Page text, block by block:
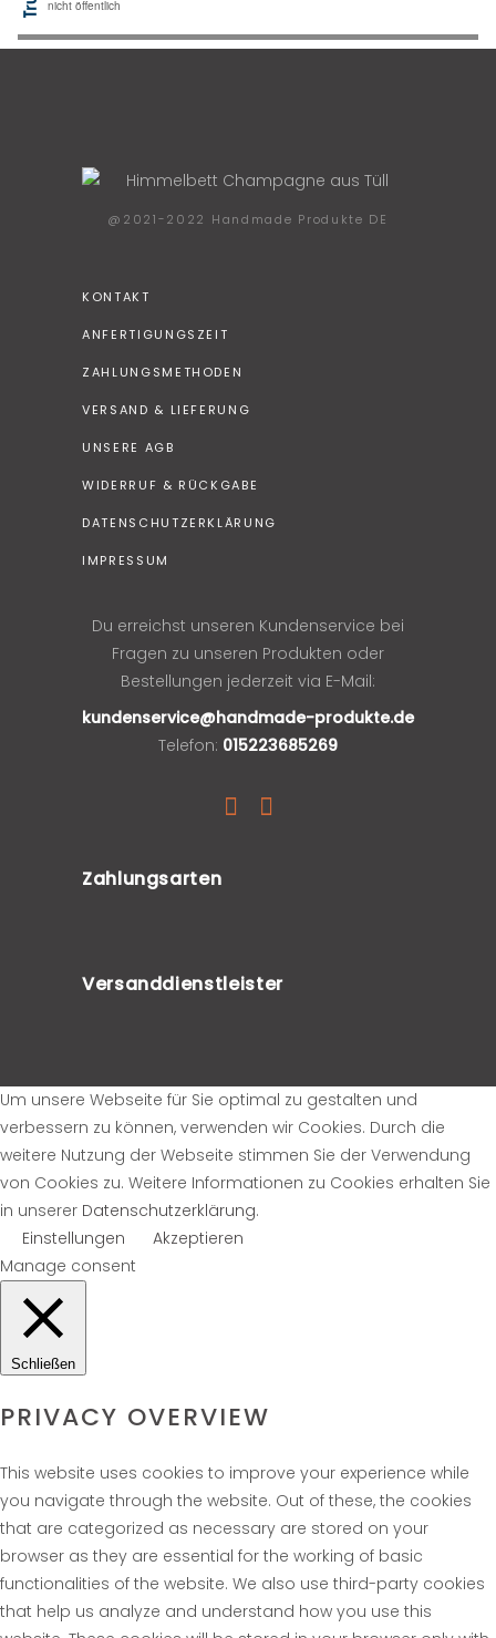
@2021-2022 Handmade Produkte DE
KONTAKT
ANFERTIGUNGSZEIT
ZAHLUNGSMETHODEN
VERSAND & LIEFERUNG
UNSERE AGB
WIDERRUF & RÜCKGABE
DATENSCHUTZERKLÄRUNG
IMPRESSUM
Du erreichst unseren Kundenservice bei
Fragen zu unseren Produkten oder
Bestellungen jederzeit via E-Mail:
kundenservice@handmade-produkte.de
Telefon: 015223685269
Zahlungsarten
Versanddienstleister
Um unsere Webseite für Sie optimal zu gestalten und
verbessern zu können, verwenden wir Cookies. Durch die
weitere Nutzung der Webseite stimmen Sie der Verwendung
von Cookies zu. Weitere Informationen zu Cookies erhalten Sie
in unserer Datenschutzerklärung.
Einstellungen
Akzeptieren
Manage consent
Schließen
PRIVACY OVERVIEW
This website uses cookies to improve your experience while
you navigate through the website. Out of these, the cookies
that are categorized as necessary are stored on your
browser as they are essential for the working of basic
functionalities of the website. We also use third-party cookies
that help us analyze and understand how you use this